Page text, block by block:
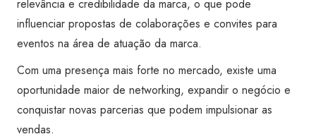
relevância e credibilidade da marca, o que pode
influenciar propostas de colaborações e convites para
eventos na área de atuação da marca.
Com uma presença mais forte no mercado, existe uma
oportunidade maior de networking, expandir o negócio e
conquistar novas parcerias que podem impulsionar as
vendas.